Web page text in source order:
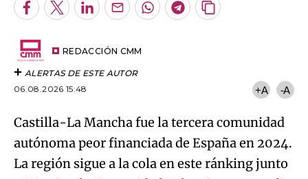
Facebook
TwitterLinkedInEnviarWhatsapp
Telegram
Copiar
REDACCIÓN CMM
ALERTAS DE ESTE AUTOR
06.08.2026 15:48
+A -A
Castilla-La Mancha fue la tercera comunidad
autónoma peor financiada de España en 2024.
La región sigue a la cola en este ránking junto